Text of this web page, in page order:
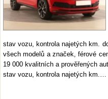
stav vozu, kontrola najetých km.
všech modelů a značek, férové
19 000 kvalitních a prověřených
stav vozu, kontrola najetých km.…